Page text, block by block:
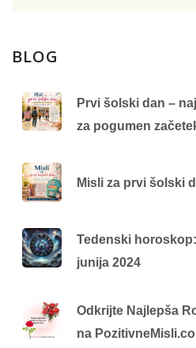
BLOG
Prvi šolski dan –
za pogumen
Misli za prvi šolski
Tedenski
junija 2024
Odkrijte Najlepša
na